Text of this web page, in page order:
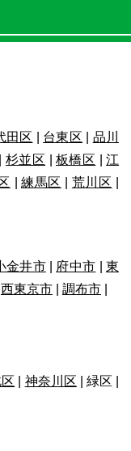
田区 台東区
品川
杉並区 板橋区 |江
|練馬区 荒川区
金井市| 府中市
東
西東京市 調布市
神奈川区 | 緑区 |